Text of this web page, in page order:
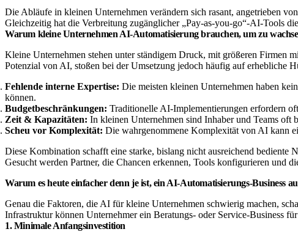
Die Abläufe in kleinen Unternehmen verändern sich rasant, angetrieben
Gleichzeitig hat die Verbreitung zugänglicher „Pay-as-you-go“-AI-Tools
Warum kleine Unternehmen AI-Automatisierung brauchen, um zu
Kleine Unternehmen stehen unter ständigem Druck, mit größeren Firmen
Potenzial von AI, stoßen bei der Umsetzung jedoch häufig auf erhebliche
Fehlende interne Expertise: Die meisten kleinen Unternehmen haben
können.
Budgetbeschränkungen: Traditionelle AI-Implementierungen erfordern
Zeit & Kapazitäten: In kleinen Unternehmen sind Inhaber und Teams oft
Scheu vor Komplexität: Die wahrgenommene Komplexität von AI kann
Diese Kombination schafft eine starke, bislang nicht ausreichend
Gesucht werden Partner, die Chancen erkennen, Tools konfigurieren und
Warum es heute einfacher denn je ist, ein AI-Automatisierungs-Business
Genau die Faktoren, die AI für kleine Unternehmen schwierig machen,
Infrastruktur können Unternehmer ein Beratungs- oder Service-Business
1. Minimale Anfangsinvestition